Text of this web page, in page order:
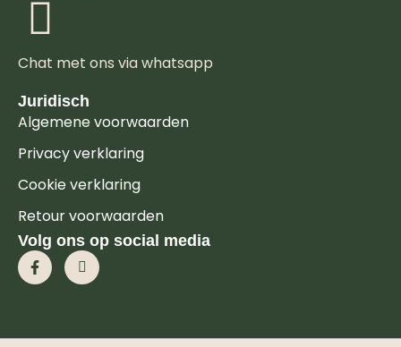
Chat met ons via whatsapp
Juridisch
Algemene voorwaarden
Privacy verklaring
Cookie verklaring
Retour voorwaarden
Volg ons op social media